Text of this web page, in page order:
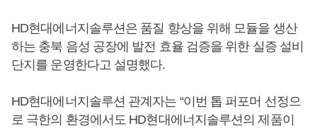
HD현대에너지솔루션은 품질 향상을 위해 모듈을 생산
하는 충북 음성 공장에 발전 효율 검증을 위한 실증 설비
단지를 운영한다고 설명했다.
HD현대에너지솔루션 관계자는 “이번 톱 퍼포머 선정으
로 극한의 환경에서도 HD현대에너지솔루션의 제품이